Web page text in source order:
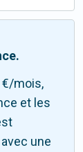
€/mois,
et les
une